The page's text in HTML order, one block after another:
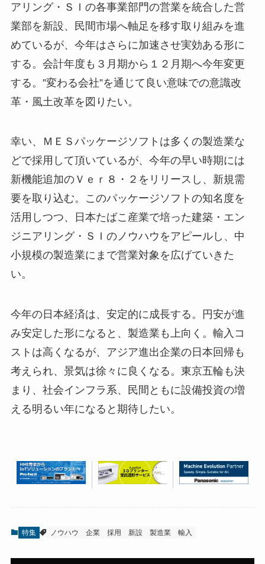
アリング・ＳＩの各事業部門の営業を統合した営
業部を新設、民間市場へ軸足を移す取り組みを進
めているが、今年はさらに加速させ実効ある形に
する。会計年度も３月期から１２月期へ今年変更
する。”変わる会社”を通じて良い意味での意識改
革・風土改革を図りたい。
幸い、ＭＥＳパッケージソフトは多くの製造業な
どで採用して頂いているが、今年の早い時期には
新機能追加のＶｅｒ８・２をリリースし、新規需
要を取り込む。このパッケージソフトの知名度を
活用しつつ、日本たばこ産業で培った建築・エン
ジニアリング・ＳＩのノウハウをアピールし、中
小規模の製造業にまで営業対象を広げていきた
い。
今年の日本経済は、安定的に成長する。円安が進
み安定した形になると、製造業も上向く。輸入コ
ストは高くなるが、アジア進出企業の日本回帰も
考えられ、景気は徐々に良くなる。東京五輪も決
まり、社会インフラ系、民間ともに設備投資の増
える明るい年になると期待したい。
特集 ノウハウ 企業 採用 新設 製造業 輸入